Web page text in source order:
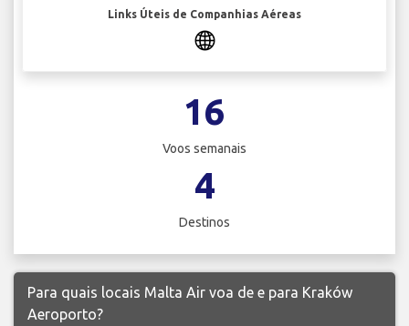
Links Úteis de Companhias Aéreas
16
Voos semanais
4
Destinos
Para quais locais Malta Air voa de e para Kraków
Aeroporto?